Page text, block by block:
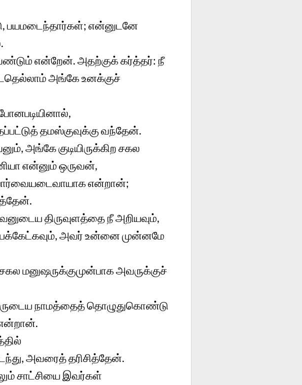
பயமடைந்தார்கள்; என்னுடனே
என்றேன். அதற்குக் கர்த்தர்: நீ
அங்கே உனக்குச்
தமஸ்குவுக்கு வந்தேன்.
அங்கே குடியிருக்கிற சகல
என்னும் ஒருவன்,
பார்வையடைவாயாக என்றான்;
திருவுளத்தை நீ அறியவும்,
அவர் உன்னை முன்னமே
மனுஷருக்குமுன்பாக அவருக்குச்
நாமத்தைத் தொழுதுகொண்டு
அவரைத் தரிசித்தேன்.
சாட்சியை இவர்கள்